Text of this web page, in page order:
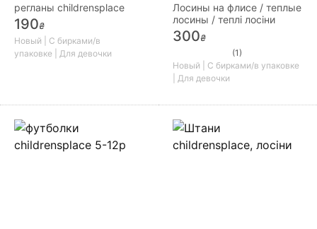
регланы childrensplace
190₴
Новый | С бирками/в
упаковке | Для девочки
Лосины на флисе / теплые
лосины / теплі лосіни
300₴
(1)
Новый | С бирками/в упаковке
| Для девочки